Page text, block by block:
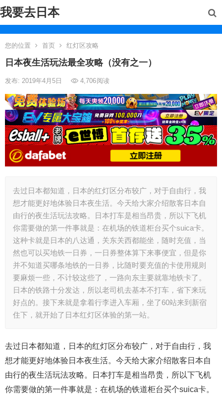
我要去日本
您的位置 首页 红灯区攻略
日本夜生活玩法最全攻略（没有之一）
发布: 2019年4月5日 4,706阅读
去过日本都知道，日本的红灯区分布较广，对于自由行，我
想才能更好地体验日本夜生活。今天给大家介绍散客日本自
由行的夜生活玩法攻略。日本打车是相当昂贵，所以下飞机
你需要做的第一件事就是：在机场的铁道柜台买个suica卡。
这种卡就是日本的八达通，关东关西都能坐，随时充值，当
然也可以买地铁一日券，一日券整体算下来事便宜，但是你
并不知道买哪条地铁的一日券，比随时要充值的卡使用规则
要麻烦一些，不计较这些了，一路向东主要就靠地铁卡了。
日本的铁路十分发达，所以老司机去基本不打车，省下来玩
好点的。接下来就是拿着行李进入车厢，坐了60站来到新宿
住下，就开始了日本红灯区体验的第一站。
去过日本都知道，日本的红灯区分布较广，对于自由行，我
想才能更好地体验日本夜生活。今天给大家介绍散客日本自
由行的夜生活玩法攻略。日本打车是相当昂贵，所以下飞机
你需要做的第一件事就是：在机场的铁道柜台买个suica卡。